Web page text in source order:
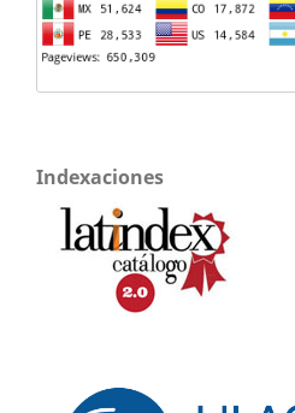
Indexaciones